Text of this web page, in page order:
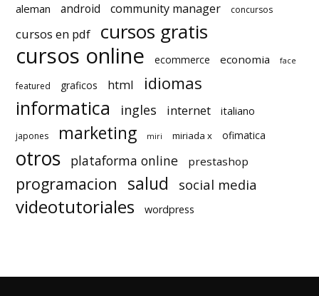
aleman android community manager concursos
cursos en pdf cursos gratis
cursos online ecommerce economia face
featured graficos html idiomas
informatica ingles internet italiano
japones marketing miri miriada x ofimatica
otros plataforma online prestashop
programacion salud social media
videotutoriales wordpress